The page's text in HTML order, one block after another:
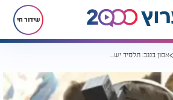
שידור חי
אסון בנגב: תלמיד ישיבה נהרג בהתהפכות טרקטורון